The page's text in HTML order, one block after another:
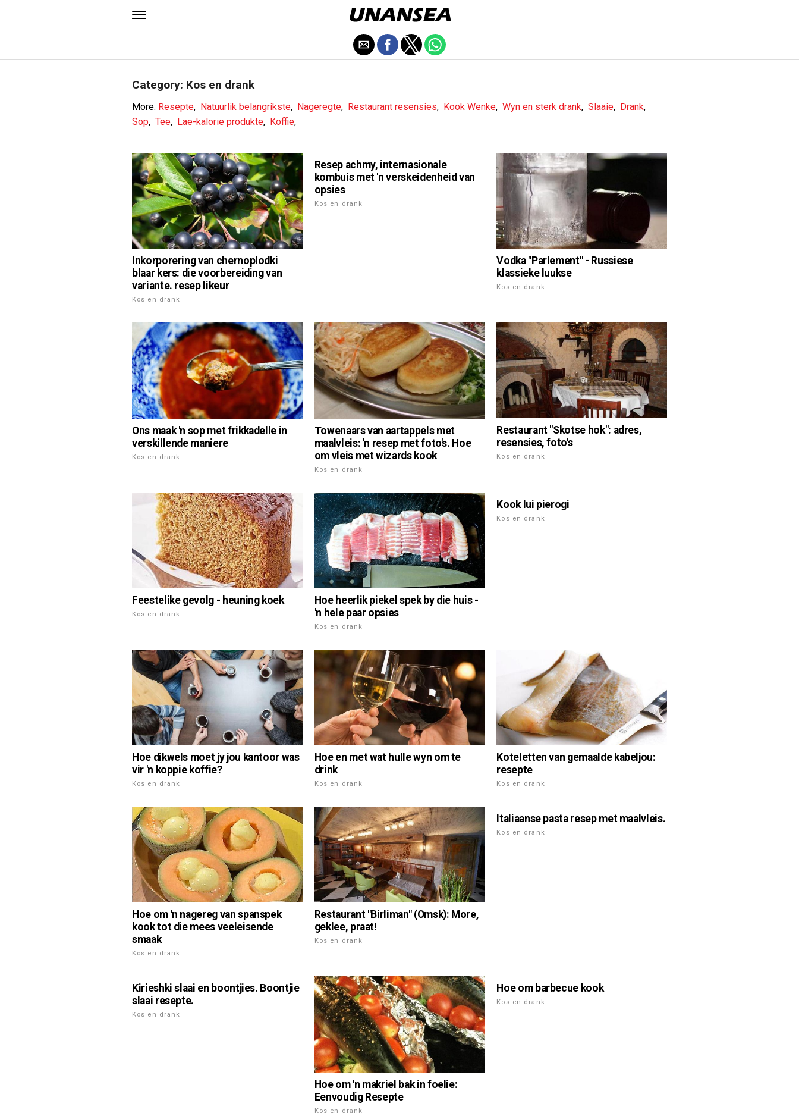
Category: Kos en drank
More: Resepte, Natuurlik belangrikste, Nageregte, Restaurant resensies, Kook Wenke, Wyn en sterk drank, Slaaie, Drank,
Sop, Tee, Lae-kalorie produkte, Koffie,
Inkorporering van chernoplodki
blaar kers: die voorbereiding van
variante. resep likeur
Kos en drank
Resep achmy, internasionale
kombuis met 'n verskeidenheid van
opsies
Kos en drank
Vodka "Parlement" - Russiese
klassieke luukse
Kos en drank
Ons maak 'n sop met frikkadelle in
verskillende maniere
Kos en drank
Towenaars van aartappels met
maalvleis: 'n resep met foto's. Hoe
om vleis met wizards kook
Kos en drank
Restaurant "Skotse hok": adres,
resensies, foto's
Kos en drank
Feestelike gevolg - heuning koek
Kos en drank
Hoe heerlik piekel spek by die huis -
'n hele paar opsies
Kos en drank
Kook lui pierogi
Kos en drank
Hoe dikwels moet jy jou kantoor was
vir 'n koppie koffie?
Kos en drank
Hoe en met wat hulle wyn om te
drink
Kos en drank
Koteletten van gemaalde kabeljou:
resepte
Kos en drank
Hoe om 'n nagereg van spanspek
kook tot die mees veeleisende
smaak
Kos en drank
Restaurant "Birliman" (Omsk): More,
geklee, praat!
Kos en drank
Italiaanse pasta resep met maalvleis.
Kos en drank
Kirieshki slaai en boontjies. Boontjie
slaai resepte.
Kos en drank
Hoe om 'n makriel bak in foelie:
Eenvoudig Resepte
Kos en drank
Hoe om barbecue kook
Kos en drank